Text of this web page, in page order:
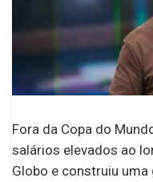
Fora da Copa do
salários elevados ao
Globo e construiu